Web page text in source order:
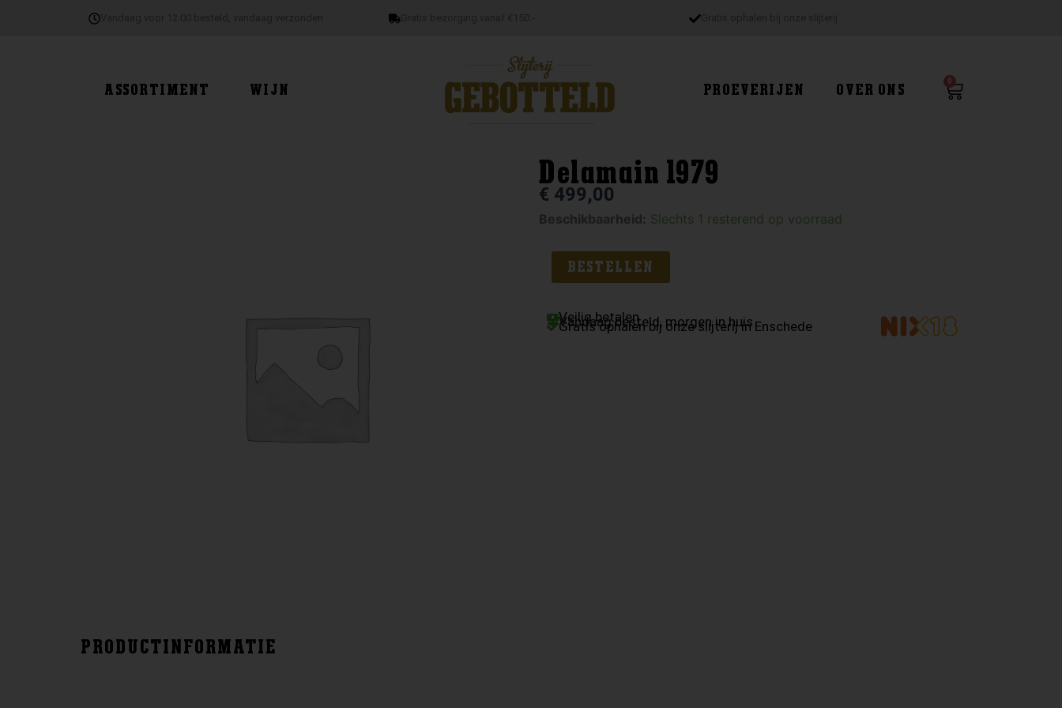
ASSORTIMENT WIJN PROEVERIJEN OVER ONS
0
Winkelwagen
Delamain 1979
€ 499,00
Beschikbaarheid: Slechts 1 resterend op voorraad
Delamain
aantalBESTELLEN
Veilig betalen
Vandaag besteld, morgen in huis
Gratis ophalen bij onze slijterij in Enschede
PRODUCTINFORMATIE